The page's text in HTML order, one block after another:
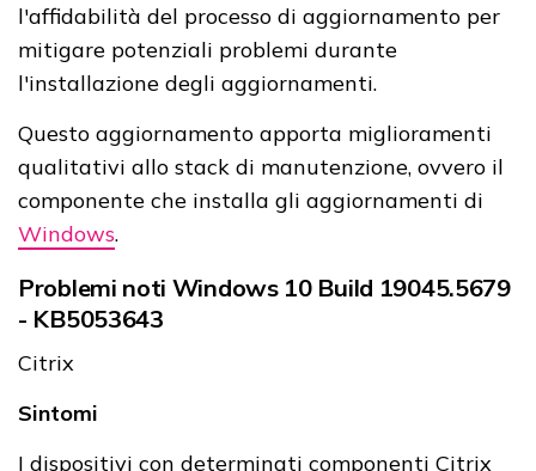
l'affidabilità del processo di aggiornamento per
mitigare potenziali problemi durante
l'installazione degli aggiornamenti.
Questo aggiornamento apporta miglioramenti
qualitativi allo stack di manutenzione, ovvero il
componente che installa gli aggiornamenti di
Windows.
Problemi noti Windows 10 Build 19045.5679
- KB5053643
Citrix
Sintomi
I dispositivi con determinati componenti Citrix